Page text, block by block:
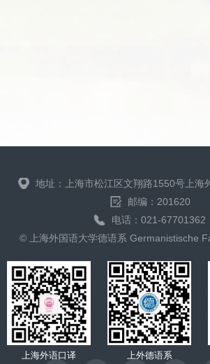
地址：上海市松江区文翔路1550号上海
邮编：201620
电话：021-67701362
© 上海外国语大学德语系 Germanistische
上海外语口译 上外德语系